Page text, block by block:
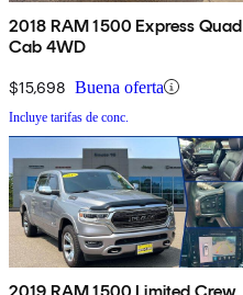
2018 RAM 1500 Express Quad
Cab 4WD
$15,698 Buena oferta
Incluye tarifas de conc.